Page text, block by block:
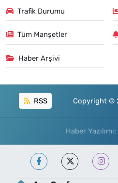
Trafik Durumu
Tüm Manşetler
Haber Arşivi
RSS Copyright ©
Haber Yazılımı: